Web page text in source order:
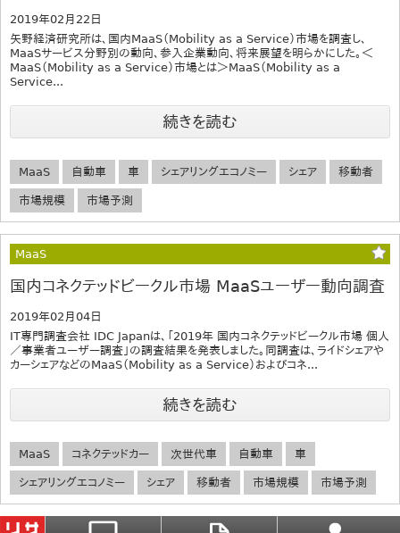
2019年02月22日
矢野経済研究所は、国内MaaS（Mobility as a Service）市場を調査し、
MaaSサービス分野別の動向、参入企業動向、将来展望を明らかにした。＜
MaaS（Mobility as a Service）市場とは＞MaaS（Mobility as a
Service...
続きを読む
MaaS 自動車 車 シェアリングエコノミー シェア 移動者
市場規模 市場予測
MaaS
国内コネクテッドビークル市場 MaaSユーザー動向調査
2019年02月04日
IT専門調査会社 IDC Japanは、「2019年 国内コネクテッドビークル市場 個人
／事業者ユーザー調査」の調査結果を発表しました。同調査は、ライドシェアや
カーシェアなどのMaaS（Mobility as a Service）およびコネ...
続きを読む
MaaS コネクテッドカー 次世代車 自動車 車
シェアリングエコノミー シェア 移動者 市場規模 市場予測